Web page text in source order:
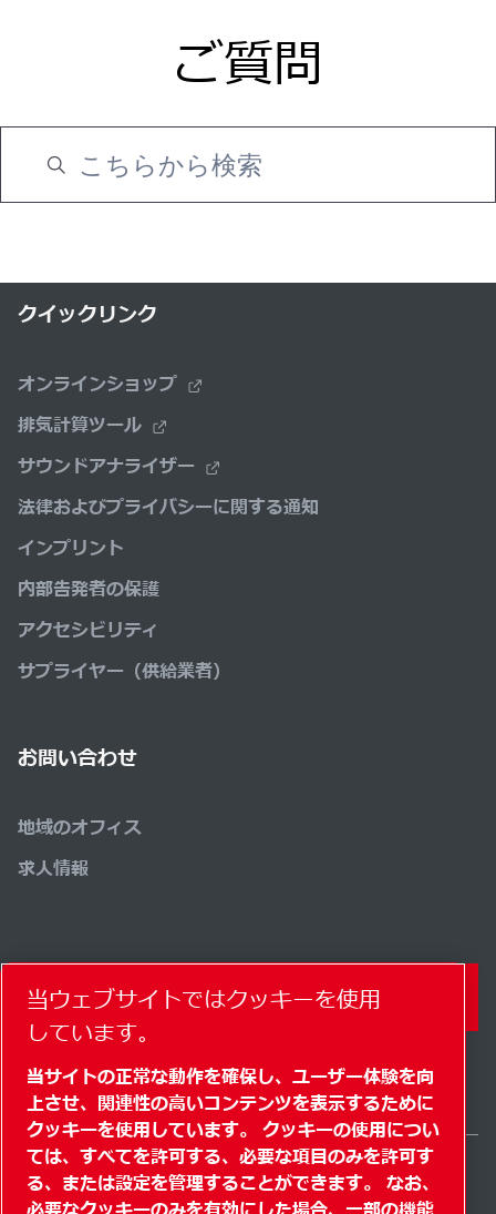
ご質問
クイックリンク
オンラインショップ
排気計算ツール
サウンドアナライザー
法律およびプライバシーに関する通知
インプリント
内部告発者の保護
アクセシビリティ
サプライヤー（供給業者）
お問い合わせ
地域のオフィス
求人情報
コンタクトフォーム
Japan / JA
当ウェブサイトではクッキーを使用
しています。
当サイトの正常な動作を確保し、ユーザー体験を向
上させ、関連性の高いコンテンツを表示するために
クッキーを使用しています。 クッキーの使用につい
ては、すべてを許可する、必要な項目のみを許可す
る、または設定を管理することができます。 なお、